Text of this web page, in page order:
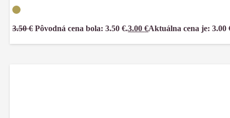
3.50€ Pôvodná cena bola: 3.50 €.3.00€Aktuálna cena je: 3.00